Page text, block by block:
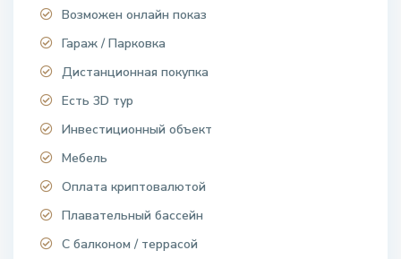
Возможен онлайн показ
Гараж / Парковка
Дистанционная покупка
Есть 3D тур
Инвестиционный объект
Мебель
Оплата криптовалютой
Плавательный бассейн
С балконом / террасой